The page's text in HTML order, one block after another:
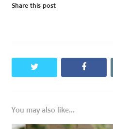
Share this post
twitter facebook
You may also like...